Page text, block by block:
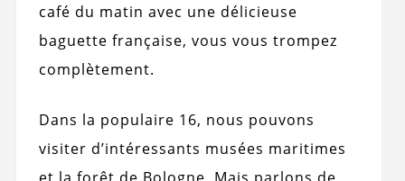
café du matin avec une délicieuse
baguette française, vous vous trompez
complètement.
Dans la populaire 16, nous pouvons
visiter d’intéressants musées maritimes